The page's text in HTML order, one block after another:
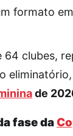
formato
clubes,
de
fase da